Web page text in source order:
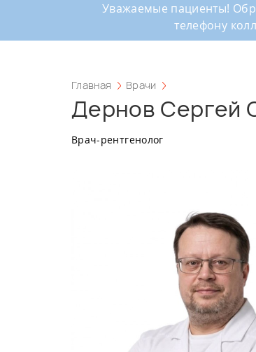
Уважаемые пациенты!
телефону
Главная Врачи
Дернов Сергей
Врач-рентгенолог